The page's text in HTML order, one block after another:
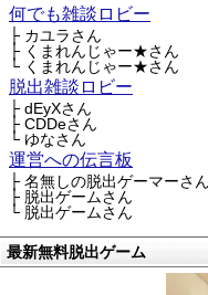
何でも雑談ロビー
├ カユラさん
├ くまれんじゃー★さん
└ くまれんじゃー★さん
脱出雑談ロビー
├ dEyXさん
├ CDDeさん
└ ゆなさん
運営への伝言板
├ 名無しの脱出ゲーマーさん
├ 脱出ゲームさん
└ 脱出ゲームさん
最新無料脱出ゲーム